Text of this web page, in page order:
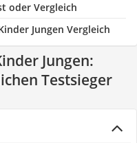
oder Vergleich
Jungen Vergleich
Jungen:
Testsieger